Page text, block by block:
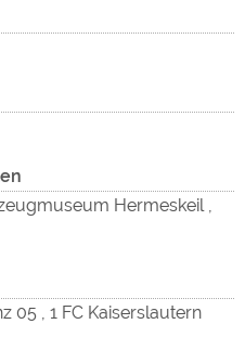
Hermeskeil ,
05 , 1 FC Kaiserslautern